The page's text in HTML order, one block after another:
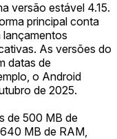
versão estável 4.15.
principal conta
As versões do
datas de
o Android
de 2025.
de 500 MB de
MB de RAM,